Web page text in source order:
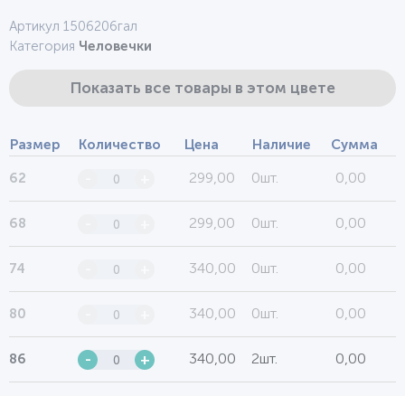
Артикул 1506206гал
Категория Человечки
Показать все товары в этом цвете
Размер Количество Цена Наличие Сумма
62 299,00 0шт. 0,00
68 299,00 0шт. 0,00
74 340,00 0шт. 0,00
80 340,00 0шт. 0,00
86 - + 340,00 2шт. 0,00